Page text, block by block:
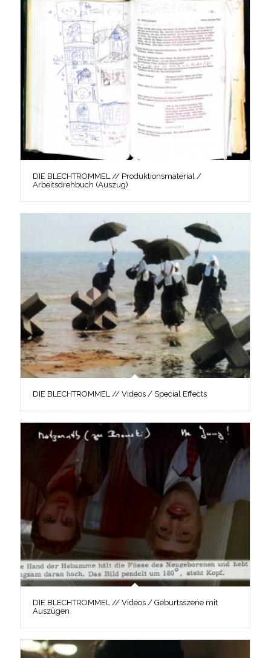
DIE BLECHTROMMEL // Produktionsmaterial /
Arbeitsdrehbuch (Auszug)
DIE BLECHTROMMEL // Videos / Special Effects
DIE BLECHTROMMEL // Videos / Geburtsszene mit
Auszügen